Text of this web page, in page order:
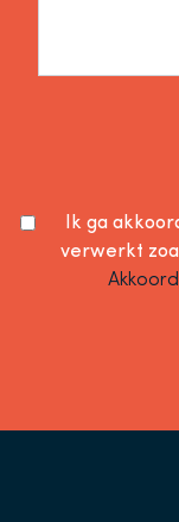
Ik ga
verwerkt